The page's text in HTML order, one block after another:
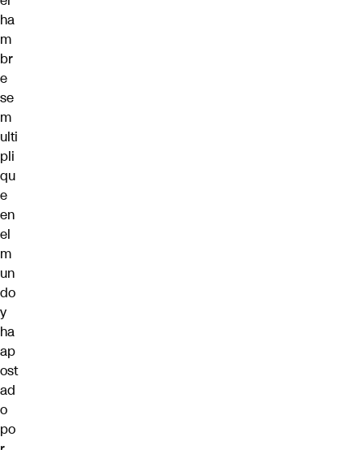
ha
m
br
e
se
m
ulti
pli
qu
e
en
el
m
un
do
y
ha
ap
ost
ad
o
po